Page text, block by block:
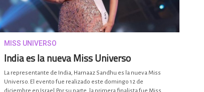
MISS UNIVERSO
India es la nueva Miss Universo
La representante de India, Harnaaz Sandhu es la nueva Miss
Universo. El evento fue realizado este domingo 12 de